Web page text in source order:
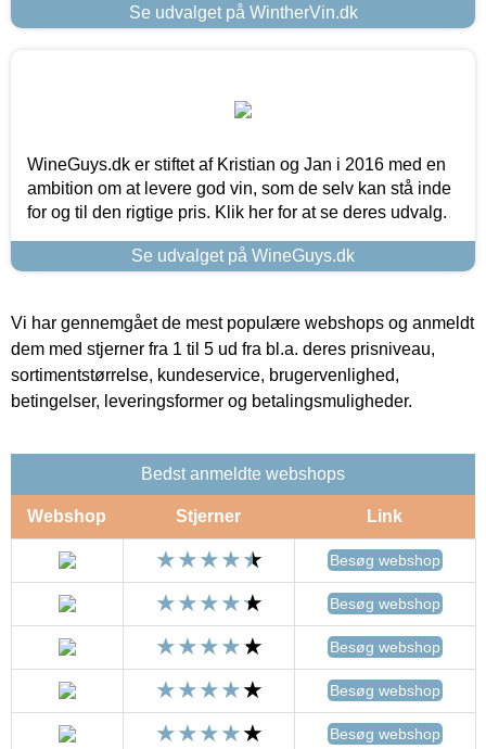
Se udvalget på WintherVin.dk
WineGuys.dk er stiftet af Kristian og Jan i 2016 med en
ambition om at levere god vin, som de selv kan stå inde
for og til den rigtige pris. Klik her for at se deres udvalg.
Se udvalget på WineGuys.dk
Vi har gennemgået de mest populære webshops og anmeldt
dem med stjerner fra 1 til 5 ud fra bl.a. deres prisniveau,
sortimentstørrelse, kundeservice, brugervenlighed,
betingelser, leveringsformer og betalingsmuligheder.
Bedst anmeldte webshops
Webshop Stjerner Link
Besøg webshop
Besøg webshop
Besøg webshop
Besøg webshop
Besøg webshop